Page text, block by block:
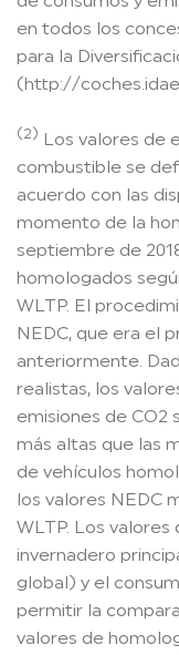
en todos los
para la
(http://
(2) Los valores de
combustible se
acuerdo con las
momento de la
septiembre de
homologados
WLTP. El
NEDC, que era el
anteriormente.
realistas, los
emisiones de CO2
más altas que las
de vehículos
los valores NEDC
WLTP. Los
invernadero
global) y el
permitir la
valores de